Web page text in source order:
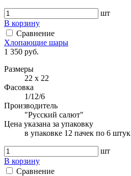
шт
В корзину
Сравнение
Хлопающие шары
1 350 руб.
Размеры
22 x 22
Фасовка
1/12/6
Производитель
"Русский салют"
Цена указана за упаковку
в упаковке 12 пачек по 6 штук
шт
В корзину
Сравнение